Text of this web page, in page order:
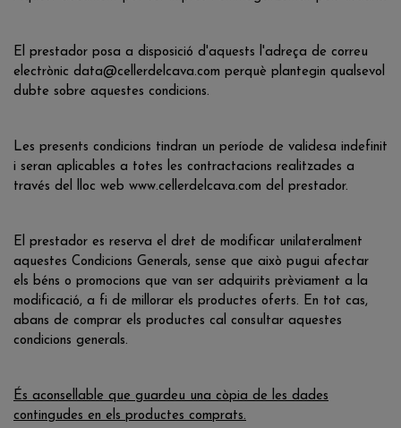
El prestador posa a disposició d'aquests l'adreça de correu
electrònic data@cellerdelcava.com perquè plantegin qualsevol
dubte sobre aquestes condicions.
Les presents condicions tindran un període de validesa indefinit
i seran aplicables a totes les contractacions realitzades a
través del lloc web www.cellerdelcava.com del prestador.
El prestador es reserva el dret de modificar unilateralment
aquestes Condicions Generals, sense que això pugui afectar
els béns o promocions que van ser adquirits prèviament a la
modificació, a fi de millorar els productes oferts. En tot cas,
abans de comprar els productes cal consultar aquestes
condicions generals.
És aconsellable que guardeu una còpia de les dades
contingudes en els productes comprats.